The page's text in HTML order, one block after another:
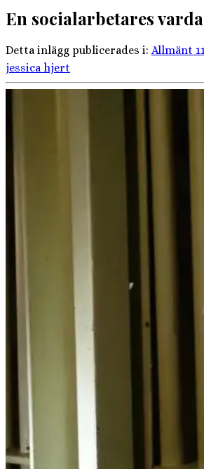
En socialarbetares
Detta inlägg publicerades i:Allmänt
jessica hjert